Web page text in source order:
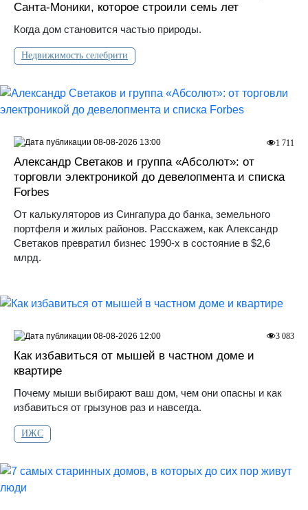
Санта‑Моники, которое строили семь лет
Когда дом становится частью природы.
Недвижимость селебрити
Александр Светаков и группа «Абсолют»: от
торговли электроникой до девелопмента и списка
Forbes
От калькуляторов из Сингапура до банка, земельного
портфеля и жилых районов. Расскажем, как Александр
Светаков превратил бизнес 1990-х в состояние в $2,6
млрд.
1 711
08-08-2026 13:00
Как избавиться от мышей в частном доме и
квартире
Почему мыши выбирают ваш дом, чем они опасны и как
избавиться от грызунов раз и навсегда.
ИЖС
3 083
08-08-2026 12:00